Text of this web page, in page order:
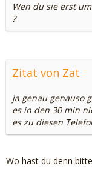
Wen du sie erst
?
Zitat von Zat
ja genau genauso
es in den 30 min
es zu diesen
Wo hast du denn